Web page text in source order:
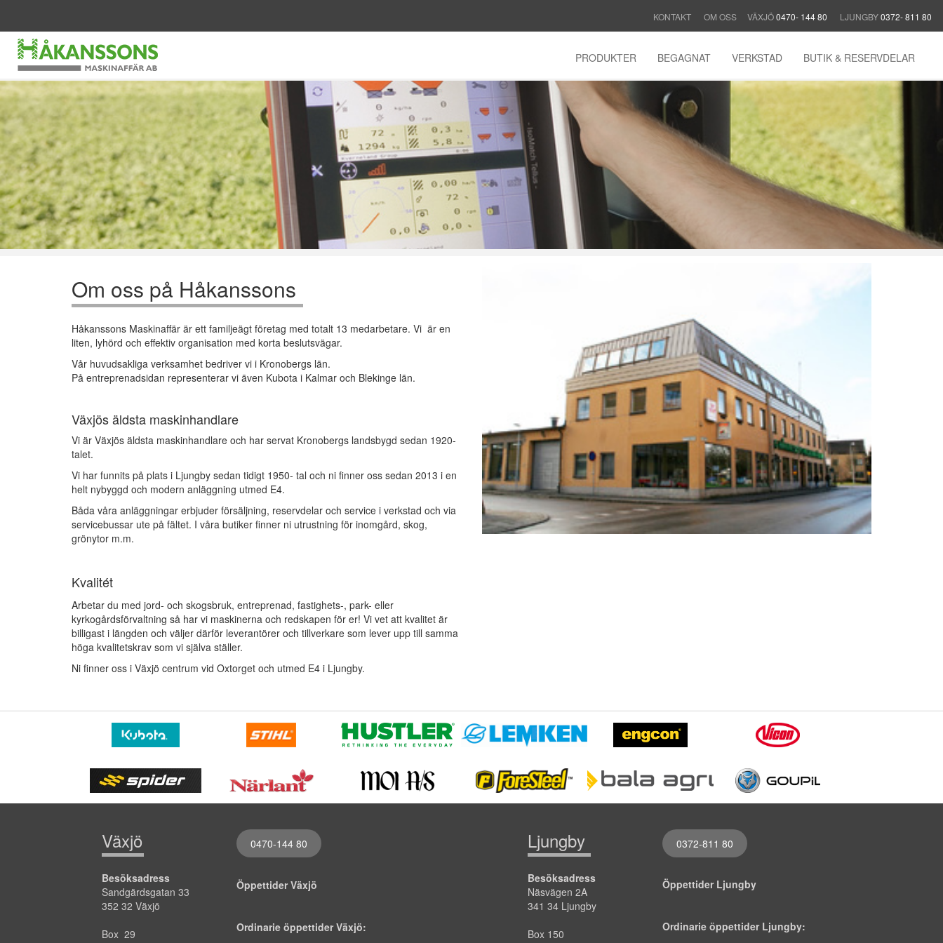
KONTAKT OM OSS VÄXJÖ0470- 144 80 LJUNGBY0372- 811 80
PRODUKTER BEGAGNAT VERKSTAD BUTIK & RESERVDELAR
Om oss på Håkanssons
Håkanssons Maskinaffär är ett familjeägt företag med totalt 13 medarbetare. Vi är en
liten, lyhörd och effektiv organisation med korta beslutsvägar.
Vår huvudsakliga verksamhet bedriver vi i Kronobergs län.
På entreprenadsidan representerar vi även Kubota i Kalmar och Blekinge län.
Växjös äldsta maskinhandlare
Vi är Växjös äldsta maskinhandlare och har servat Kronobergs landsbygd sedan 1920-
talet.
Vi har funnits på plats i Ljungby sedan tidigt 1950- tal och ni finner oss sedan 2013 i en
helt nybyggd och modern anläggning utmed E4.
Båda våra anläggningar erbjuder försäljning, reservdelar och service i verkstad och via
servicebussar ute på fältet. I våra butiker finner ni utrustning för inomgård, skog,
grönytor m.m.
Kvalitét
Arbetar du med jord- och skogsbruk, entreprenad, fastighets-, park- eller
kyrkogårdsförvaltning så har vi maskinerna och redskapen för er! Vi vet att kvalitet är
billigast i längden och väljer därför leverantörer och tillverkare som lever upp till samma
höga kvalitetskrav som vi själva ställer.
Ni finner oss i Växjö centrum vid Oxtorget och utmed E4 i Ljungby.
Växjö
Besöksadress
Sandgärdsgatan 33
352 32 Växjö
Box 29
0470-144 80
Öppettider Växjö
Ordinarie öppettider Växjö:
Ljungby
Besöksadress
Näsvägen 2A
341 34 Ljungby
Box 150
0372-811 80
Öppettider Ljungby
Ordinarie öppettider Ljungby: